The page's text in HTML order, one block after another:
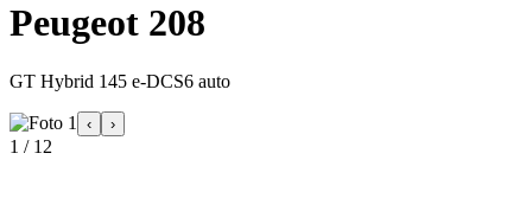
Peugeot 208
GT Hybrid 145 e-DCS6 auto
‹ ›
1 / 12